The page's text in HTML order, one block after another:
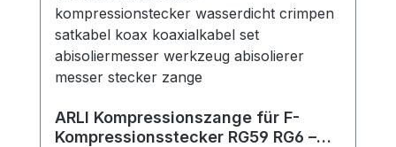
ARLI Kompressionszange für F-
Kompressionsstecker RG59 RG6 –